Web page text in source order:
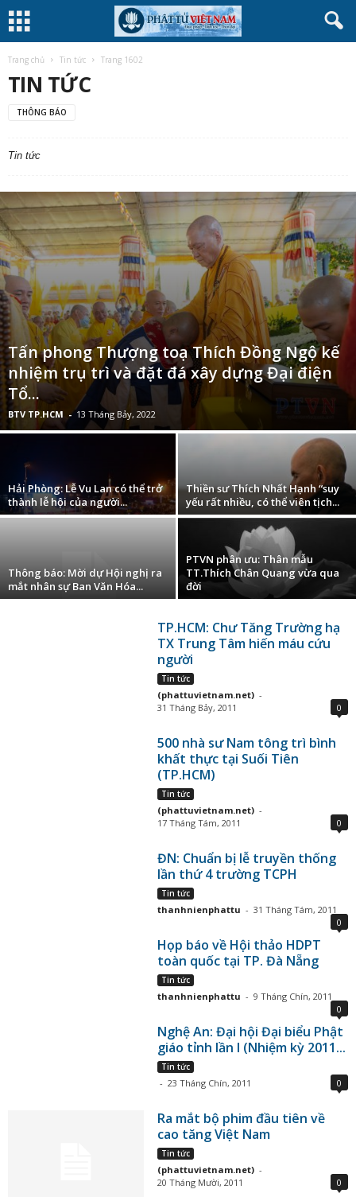
Trang chủ Tin tức Trang 1602
TIN TỨC
THÔNG BÁO
Tin tức
Tấn phong Thượng toạ Thích Đồng Ngộ kế
nhiệm trụ trì và đặt đá xây dựng Đại điện
Tổ...
BTV TP.HCM - 13 Tháng Bảy, 2022
Hải Phòng: Lễ Vu Lan có thể trở
thành lễ hội của người...
Thiền sư Thích Nhất Hạnh “suy
yếu rất nhiều, có thể viên tịch...
Thông báo: Mời dự Hội nghị ra
mắt nhân sự Ban Văn Hóa...
PTVN phân ưu: Thân mẫu
TT.Thích Chân Quang vừa qua
đời
TP.HCM: Chư Tăng Trường hạ
TX Trung Tâm hiến máu cứu
người
Tin tức
(phattuvietnam.net) -
31 Tháng Bảy, 2011
0
500 nhà sư Nam tông trì bình
khất thực tại Suối Tiên
(TP.HCM)
Tin tức
(phattuvietnam.net) -
17 Tháng Tám, 2011
0
ĐN: Chuẩn bị lễ truyền thống
lần thứ 4 trường TCPH
Tin tức
thanhnienphattu - 31 Tháng Tám, 2011
0
Họp báo về Hội thảo HDPT
toàn quốc tại TP. Đà Nẵng
Tin tức
thanhnienphattu - 9 Tháng Chín, 2011
0
Nghệ An: Đại hội Đại biểu Phật
giáo tỉnh lần I (Nhiệm kỳ 2011...
Tin tức
- 23 Tháng Chín, 2011 0
Ra mắt bộ phim đầu tiên về
cao tăng Việt Nam
Tin tức
(phattuvietnam.net) -
20 Tháng Mười, 2011
0